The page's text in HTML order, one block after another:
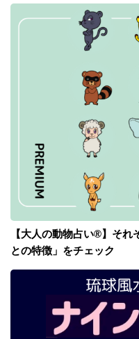
【大人の動物占い®】そ
との特徴」をチェック